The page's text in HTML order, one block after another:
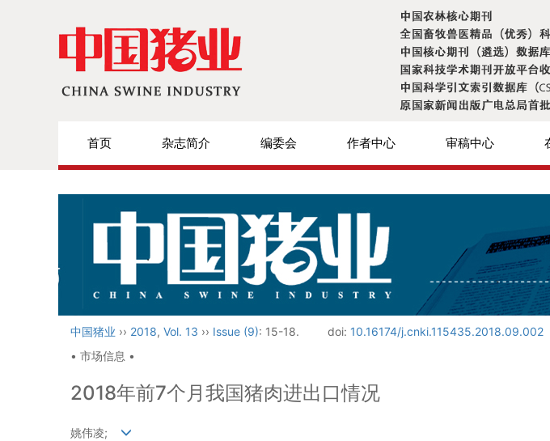
首页 杂志简介 编委会 作者中心 审稿中心
中国猪业 ›› 2018, Vol. 13 ›› Issue (9): 15-18. doi: 10.16174/j.cnki.115435.2018.09.002
• 市场信息 •
2018年前7个月我国猪肉进出口情况
姚伟凌;